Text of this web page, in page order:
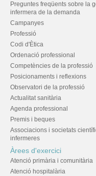
Preguntes freqüents sobre la
infermera de la demanda
Campanyes
Professió
Codi d'Ètica
Ordenació professional
Competències de la professió
Posicionaments i reflexions
Observatori de la professió
Actualitat sanitària
Agenda professional
Premis i beques
Associacions i societats
infermeres
Àrees d'exercici
Atenció primària i comunitària
Atenció hospitalària